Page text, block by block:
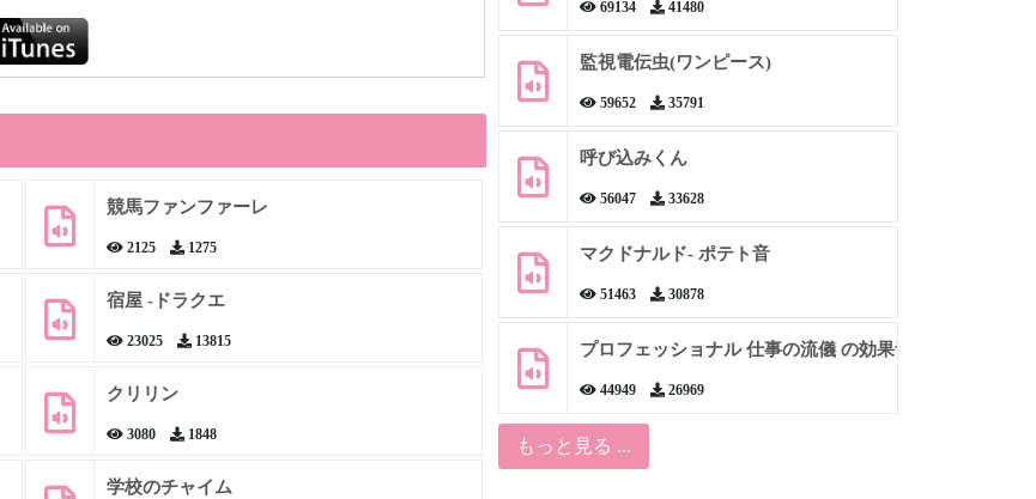
競馬ファンファーレ
2125 1275
宿屋 -ドラクエ
23025 13815
クリリン
3080 1848
学校のチャイム
69134 41480
監視電伝虫(ワンピース)
59652 35791
呼び込みくん
56047 33628
マクドナルド- ポテト音
51463 30878
プロフェッショナル 仕事の流儀 の効果音
44949 26969
もっと見る ...